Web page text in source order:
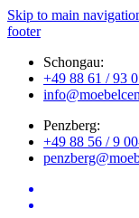
Skip to main
footer
Schongau:
+49 88 61 / 93
Penzberg:
+49 88 56 / 9